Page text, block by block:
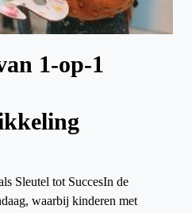
1-op-1
Sleutel tot SuccesIn de
waarbij kinderen met